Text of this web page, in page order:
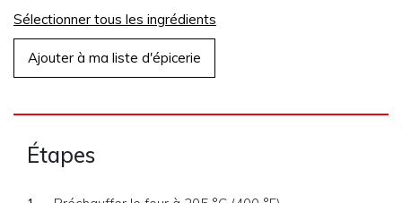
Sélectionner tous les ingrédients
Ajouter à ma liste d'épicerie
Étapes